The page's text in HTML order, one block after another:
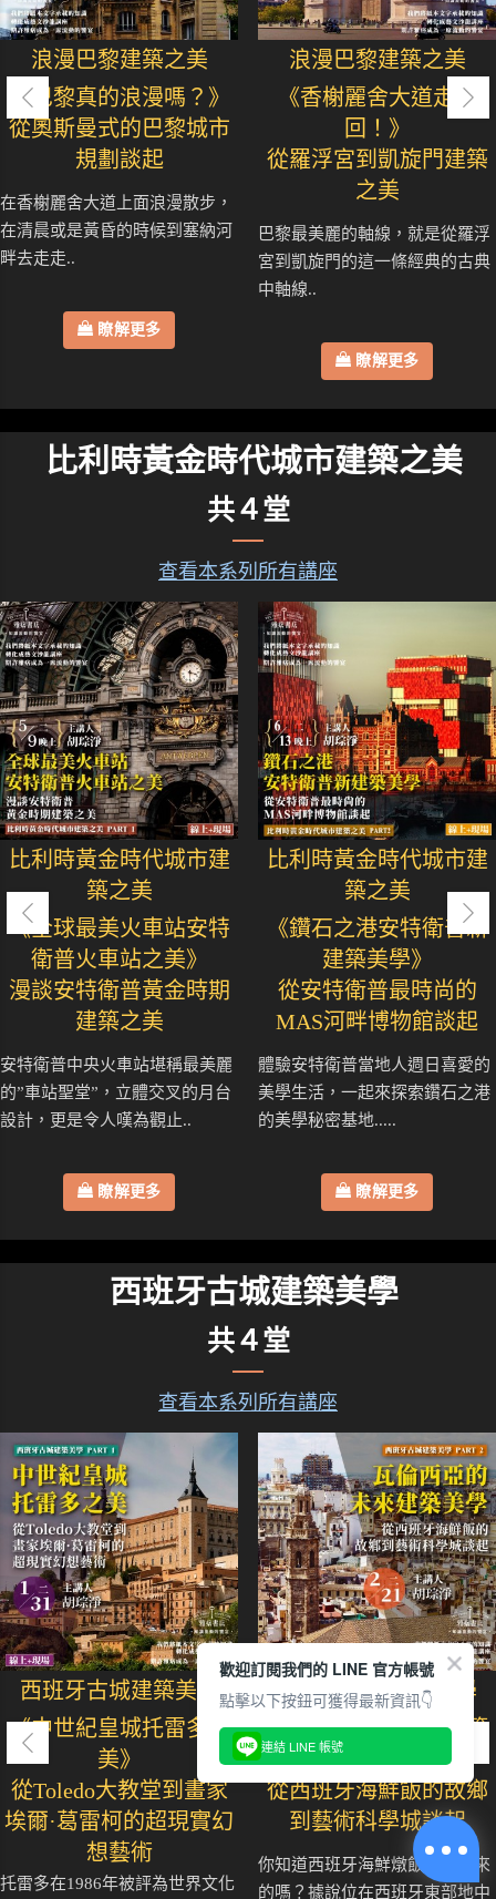
浪漫巴黎建築之美
《巴黎真的浪漫嗎？》
從奧斯曼式的巴黎城市
規劃談起
在香榭麗舍大道上面浪漫散步，
在清晨或是黃昏的時候到塞納河
畔去走走..
瞭解更多
浪漫巴黎建築之美
《香榭麗舍大道走七
回！》
從羅浮宮到凱旋門建築
之美
巴黎最美麗的軸線，就是從羅浮
宮到凱旋門的這一條經典的古典
中軸線..
瞭解更多
比利時黃金時代城市建築之美
共４堂
查看本系列所有講座
比利時黃金時代城市建
築之美
《全球最美火車站安特
衛普火車站之美》
漫談安特衛普黃金時期
建築之美
安特衛普中央火車站堪稱最美麗
的”車站聖堂”，立體交叉的月台
設計，更是令人嘆為觀止..
瞭解更多
比利時黃金時代城市建
築之美
《鑽石之港安特衛普新
建築美學》
從安特衛普最時尚的
MAS河畔博物館談起
體驗安特衛普當地人週日喜愛的
美學生活，一起來探索鑽石之港
的美學秘密基地.....
瞭解更多
西班牙古城建築美學
共４堂
查看本系列所有講座
西班牙古城建築美學
《中世紀皇城托雷多之
美》
從Toledo大教堂到畫家
埃爾·葛雷柯的超現實幻
想藝術
托雷多在1986年被評為世界文化
西班牙古城建築美學
《瓦倫西亞的未來建築
美學》
從西班牙海鮮飯的故鄉
到藝術科學城談起
你知道西班牙海鮮燉飯從哪裡來
的嗎？據說位在西班牙東部地中
歡迎訂閱我們的 LINE 官方帳號
點擊以下按鈕可獲得最新資訊👇
連結 LINE 帳號